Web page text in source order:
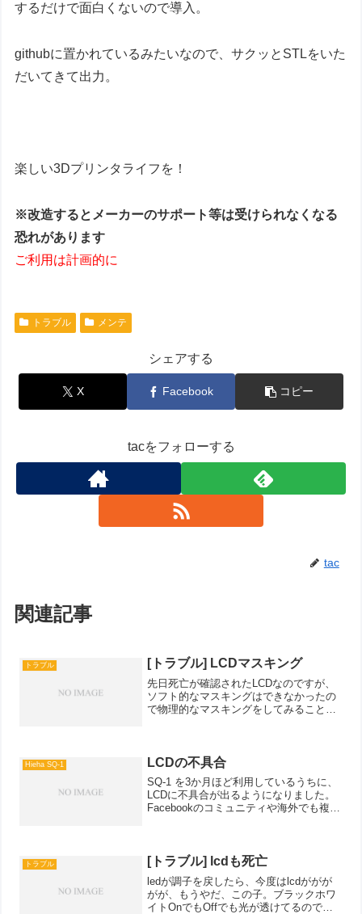
するだけで面白くないので導入。
githubに置かれているみたいなので、サクッとSTLをいた
だいてきて出力。
楽しい3Dプリンタライフを！
※改造するとメーカーのサポート等は受けられなくなる
恐れがあります
ご利用は計画的に
トラブル メンテ
シェアする
X Facebook コピー
tacをフォローする
tac
関連記事
トラブル [トラブル] LCDマスキング
先日死亡が確認されたLCDなのですが、
ソフト的なマスキングはできなかったの
で物理的なマスキングをしてみることに
アップロードすると自動...
Hieha SQ-1 LCDの不具合
SQ-1 を3か月ほど利用しているうちに、
LCDに不具合が出るようになりました。
Facebookのコミュニティや海外でも複数
う現象...
トラブル [トラブル] lcdも死亡
ledが調子を戻したら、今度はlcdががが
がが、もうやだ、この子。ブラックホワ
イトOnでもOffでも光が透けてるので使